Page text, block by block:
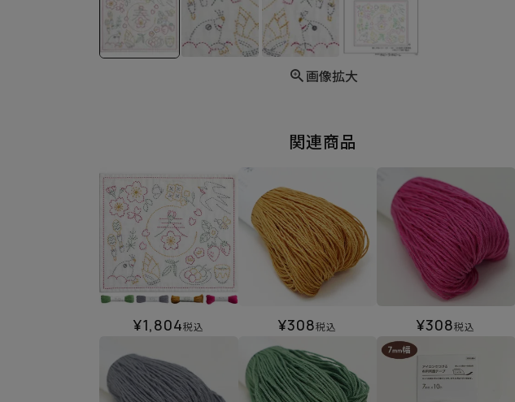
画像拡大
関連商品
¥1,804税込 ¥308税込 ¥308税込